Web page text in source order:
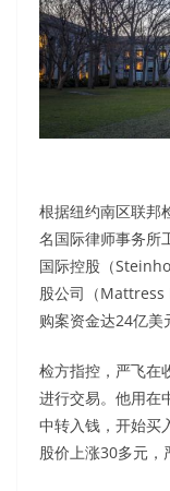
根据纽约南区联邦
名国际律师事务所
国际控股（
股公司（
购案资金达24亿美
检方指控，严飞在
进行交易。他用在
中转入钱，开始买
股价上涨30多元，